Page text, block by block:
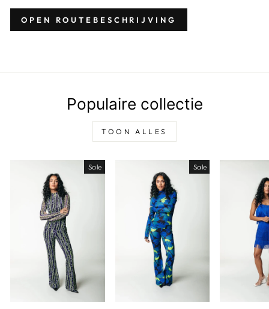
OPEN ROUTEBESCHRIJVING
Populaire collectie
TOON ALLES
Sale Sale